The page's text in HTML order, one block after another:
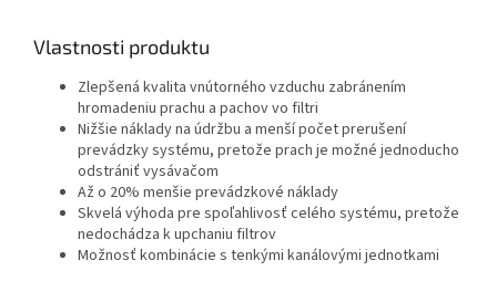
Vlastnosti produktu
Zlepšená kvalita vnútorného vzduchu zabránením
hromadeniu prachu a pachov vo filtri
Nižšie náklady na údržbu a menší počet prerušení
prevádzky systému, pretože prach je možné jednoducho
odstrániť vysávačom
Až o 20% menšie prevádzkové náklady
Skvelá výhoda pre spoľahlivosť celého systému, pretože
nedochádza k upchaniu filtrov
Možnosť kombinácie s tenkými kanálovými jednotkami